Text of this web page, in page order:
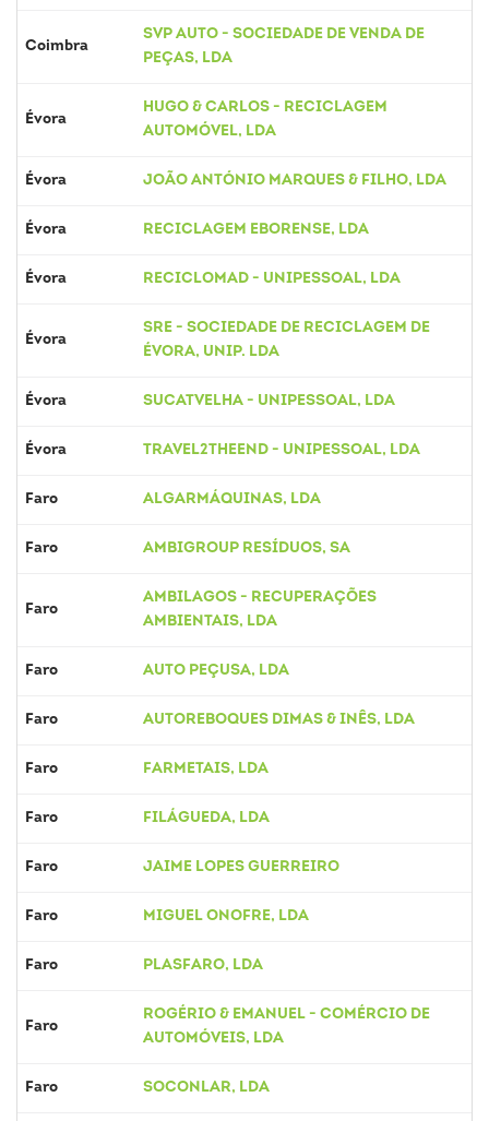
Coimbra
SVP AUTO - SOCIEDADE DE VENDA DE
PEÇAS, LDA
Évora
HUGO & CARLOS - RECICLAGEM
AUTOMÓVEL, LDA
Évora JOÃO ANTÓNIO MARQUES & FILHO, LDA
Évora RECICLAGEM EBORENSE, LDA
Évora RECICLOMAD - UNIPESSOAL, LDA
Évora
SRE - SOCIEDADE DE RECICLAGEM DE
ÉVORA, UNIP. LDA
Évora SUCATVELHA - UNIPESSOAL, LDA
Évora TRAVEL2THEEND - UNIPESSOAL, LDA
Faro ALGARMÁQUINAS, LDA
Faro AMBIGROUP RESÍDUOS, SA
Faro
AMBILAGOS - RECUPERAÇÕES
AMBIENTAIS, LDA
Faro AUTO PEÇUSA, LDA
Faro AUTOREBOQUES DIMAS & INÊS, LDA
Faro FARMETAIS, LDA
Faro FILÁGUEDA, LDA
Faro JAIME LOPES GUERREIRO
Faro MIGUEL ONOFRE, LDA
Faro PLASFARO, LDA
Faro
ROGÉRIO & EMANUEL - COMÉRCIO DE
AUTOMÓVEIS, LDA
Faro SOCONLAR, LDA